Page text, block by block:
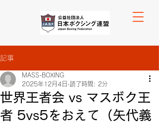
記事
世界王者会 vs マスボク王
者 5vs5をおえて（矢代義
MASS-BOXING
2025年12月4日 読了時間: 2分